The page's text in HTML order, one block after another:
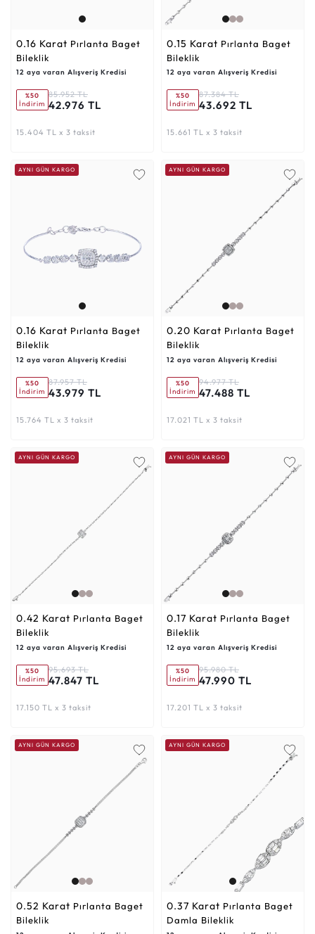
0.16 Karat
Bileklik
12 aya varan Alışveriş Kredisi
%50
İndirim
85.952 TL
42.976 TL
15.404 TL x 3 taksit
0.15 Karat
Bileklik
12 aya varan Alışveriş Kredisi
%50
İndirim
87.384 TL
43.692 TL
15.661 TL x 3 taksit
AYNI GÜN KARGO
0.16 Karat
Bileklik
12 aya varan Alışveriş Kredisi
%50
İndirim
87.957 TL
43.979 TL
15.764 TL x 3 taksit
AYNI GÜN KARGO
0.20 Karat
Bileklik
12 aya varan Alışveriş Kredisi
%50
İndirim
94.977 TL
47.488 TL
17.021 TL x 3 taksit
AYNI GÜN KARGO
0.42 Karat
Bileklik
12 aya varan Alışveriş Kredisi
%50
İndirim
95.693 TL
47.847 TL
17.150 TL x 3 taksit
AYNI GÜN KARGO
0.17 Karat
Bileklik
12 aya varan Alışveriş Kredisi
%50
İndirim
95.980 TL
47.990 TL
17.201 TL x 3 taksit
AYNI GÜN KARGO
0.52 Karat
Bileklik
AYNI GÜN KARGO
0.37 Karat
Damla Bileklik